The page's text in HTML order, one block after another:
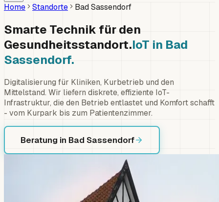
Home Standorte Bad Sassendorf
Smarte Technik für den
Gesundheitsstandort.IoT in Bad
Sassendorf.
Digitalisierung für Kliniken, Kurbetrieb und den
Mittelstand. Wir liefern diskrete, effiziente IoT-
Infrastruktur, die den Betrieb entlastet und Komfort schafft
- vom Kurpark bis zum Patientenzimmer.
Beratung in Bad Sassendorf